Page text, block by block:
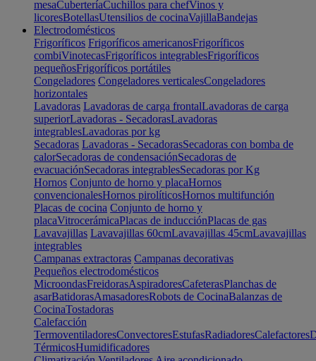
mesaCuberteríaCuchillos para chefVinos y
licoresBotellasUtensilios de cocinaVajillaBandejas
Electrodomésticos
Frigoríficos Frigoríficos americanosFrigoríficos
combiVinotecasFrigoríficos integrablesFrigoríficos
pequeñosFrigoríficos portátiles
Congeladores Congeladores verticalesCongeladores
horizontales
Lavadoras Lavadoras de carga frontalLavadoras de carga
superiorLavadoras - SecadorasLavadoras
integrablesLavadoras por kg
Secadoras Lavadoras - SecadorasSecadoras con bomba de
calorSecadoras de condensaciónSecadoras de
evacuaciónSecadoras integrablesSecadoras por Kg
Hornos Conjunto de horno y placaHornos
convencionalesHornos pirolíticosHornos multifunción
Placas de cocina Conjunto de horno y
placaVitrocerámicaPlacas de inducciónPlacas de gas
Lavavajillas Lavavajillas 60cmLavavajillas 45cmLavavajillas
integrables
Campanas extractoras Campanas decorativas
Pequeños electrodomésticos
MicroondasFreidorasAspiradoresCafeterasPlanchas de
asarBatidorasAmasadoresRobots de CocinaBalanzas de
CocinaTostadoras
Calefacción
TermoventiladoresConvectoresEstufasRadiadoresCalefactores
TérmicosHumidificadores